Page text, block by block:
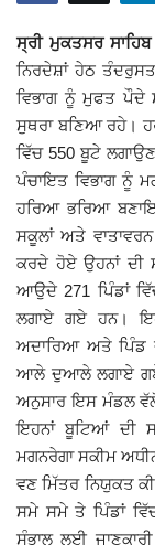
Malout News
History of
Giddarbaha
Railway Time
Lambi
Sri Muktsar
Punjab
Life & Style
Important
ਸ੍ਰੀ ਮੁਕਤਸਰ ਸਾਹਿਬ
ਨਿਰਦੇਸ਼ਾਂ ਹੇਠ
ਵਿਭਾਗ ਨੂੰ ਮੁਫਤ ਪੌਦੇ
ਸੁਥਰਾ ਬਣਿਆ ਰਹੇ।
ਵਿੱਚ 550 ਬੂਟੇ
ਪੰਚਾਇਤ ਵਿਭਾਗ ਨੂੰ
ਹਰਿਆ ਭਰਿਆ
ਸਕੂਲਾਂ ਅਤੇ
ਕਰਦੇ ਹੋਏ ਉਹਨਾਂ ਦੀ
ਆਉਦੇ 271 ਪਿੰਡਾਂ
ਲਗਾਏ ਗਏ ਹਨ।
ਅਦਾਰਿਆ ਅਤੇ ਪਿੰਡ
ਆਲੇ ਦੁਆਲੇ ਲਗਾਏ ਗਏ
ਅਨੁਸਾਰ ਇਸ ਮੰਡਲ ਵੱਲੋ
ਇਹਨਾਂ ਬੂਟਿਆਂ ਦੀ
ਮਗਨਰੇਗਾ ਸਕੀਮ
ਵਣ ਮਿੱਤਰ ਨਿਯੁਕਤ
ਸਮੇ ਸਮੇ ਤੇ ਪਿੰਡਾਂ
ਸੰਭਾਲ ਲਈ